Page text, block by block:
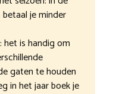
je minder
het is handig om
gaten te houden
in het jaar boek je